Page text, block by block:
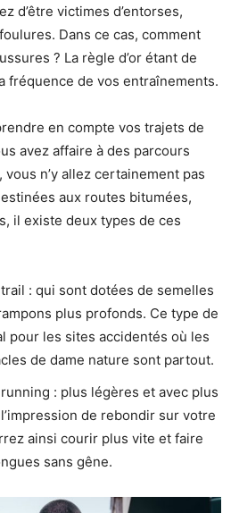
d’être victimes d’entorses,
Dans ce cas, comment
? La règle d’or étant de
fréquence de vos entraînements.
en compte vos trajets de
avez affaire à des parcours
n’y allez certainement pas
aux routes bitumées,
il existe deux types de ces
: qui sont dotées de semelles
plus profonds. Ce type de
pour les sites accidentés où les
de dame nature sont partout.
: plus légères et avec plus
de rebondir sur votre
ainsi courir plus vite et faire
sans gêne.